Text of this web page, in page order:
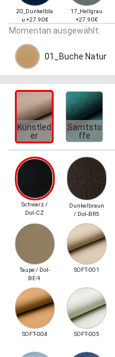
20_Dunkelbla
u +27.90€
17_Hellgrau
+27.90€
Momentan ausgewählt:
01_Buche Natur
Kunstled
er
Samtsto
ffe
Schwarz /
Dol-CZ
Dunkelbraun
/ Dol-BR5
Taupe / Dol-
BE-9
SOFT-001
SOFT-004 SOFT-005